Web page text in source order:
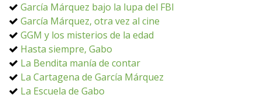
García Márquez bajo la lupa del FBI
García Márquez, otra vez al cine
GGM y los misterios de la edad
Hasta siempre, Gabo
La Bendita manía de contar
La Cartagena de García Márquez
La Escuela de Gabo